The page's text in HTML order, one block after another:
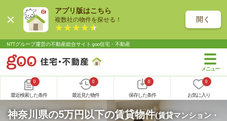
アプリ版はこちら
複数社の物件を探せる！ 開く
NTTグループ運営の不動産総合サイト goo住宅・不動産
0
最近検索した条件
0
最近見た物件
0
保存した条件
0
お気に入り
神奈川県の5万円以下の賃貸物件(賃貸マンション・